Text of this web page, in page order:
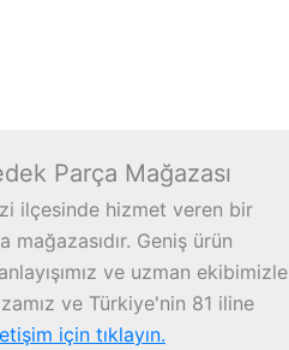
Parça Mağazası
ilçesinde hizmet veren bir
Geniş ürün
ve uzman ekibimizle
ve Türkiye'nin 81 iline
için tıklayın.